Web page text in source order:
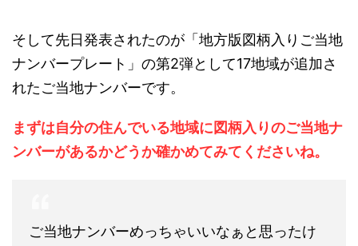
そして先日発表されたのが「地方版図柄入りご当地
ナンバープレート」の第2弾として17地域が追加さ
れたご当地ナンバーです。
まずは自分の住んでいる地域に図柄入りのご当地ナ
ンバーがあるかどうか確かめてみてくださいね。
ご当地ナンバーめっちゃいいなぁと思ったけ